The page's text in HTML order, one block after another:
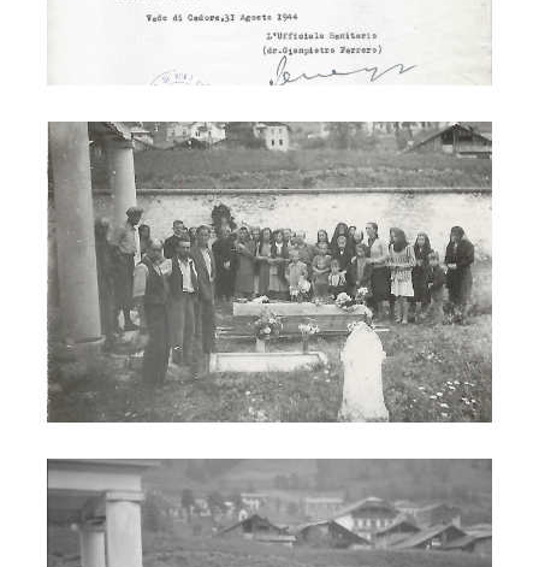
Partigiano Stiz
Partigiano Stiz